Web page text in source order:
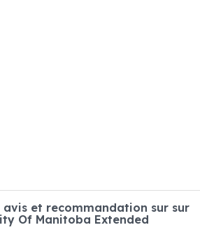
avis et recommandation sur sur
Of Manitoba Extended